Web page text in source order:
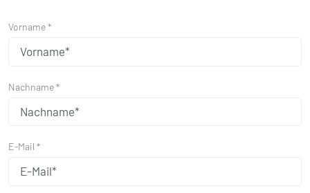
Vorname *
Nachname *
E-Mail *